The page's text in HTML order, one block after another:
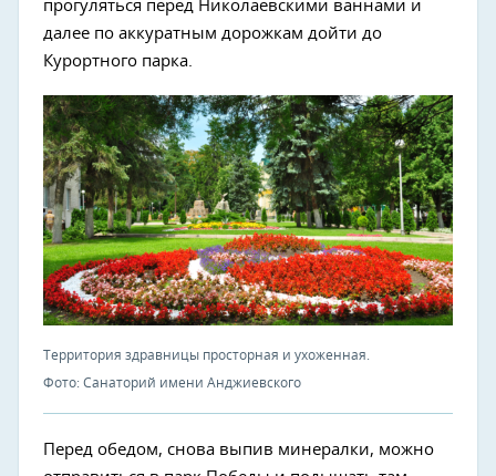
прогуляться перед Николаевскими ваннами и
далее по аккуратным дорожкам дойти до
Курортного парка.
Территория здравницы просторная и ухоженная.
Фото: Санаторий имени Анджиевского
Перед обедом, снова выпив минералки, можно